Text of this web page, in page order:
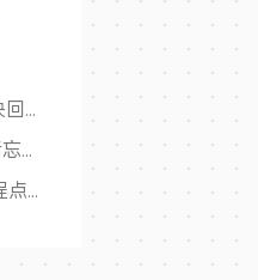
admin : 又一个 +99 感觉快回本，开始赚钱了
admin : 万一自己改密码后忘了，还能从记录里面找出来，又一个用途，
地狱兔头 : 白银萌新搜教程点进来，全是干货，大佬NB👍